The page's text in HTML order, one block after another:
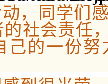
，同学们
社会责任
己的一份